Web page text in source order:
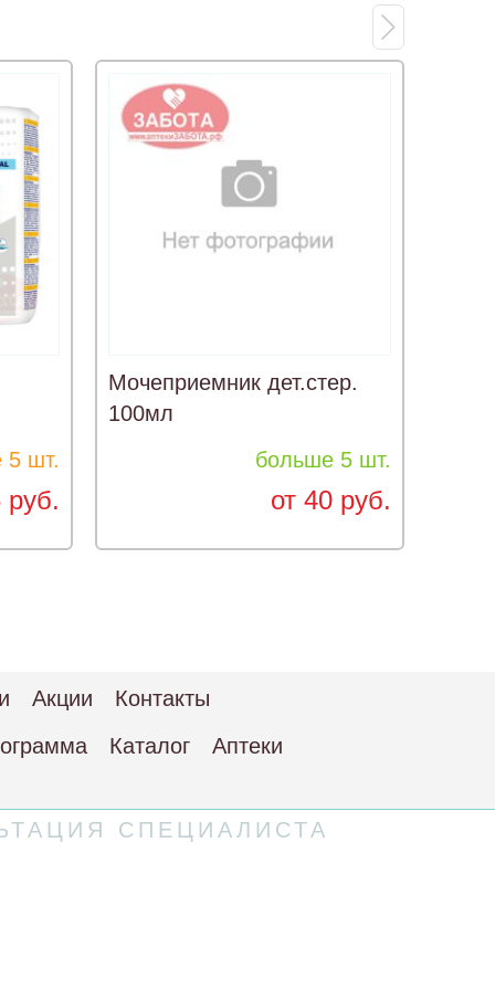
5 шт.
руб.
Мочеприемник дет.стер.
100мл
больше 5 шт.
от 40 руб.
Акции
Контакты
Каталог Аптеки
СПЕЦИАЛИСТА